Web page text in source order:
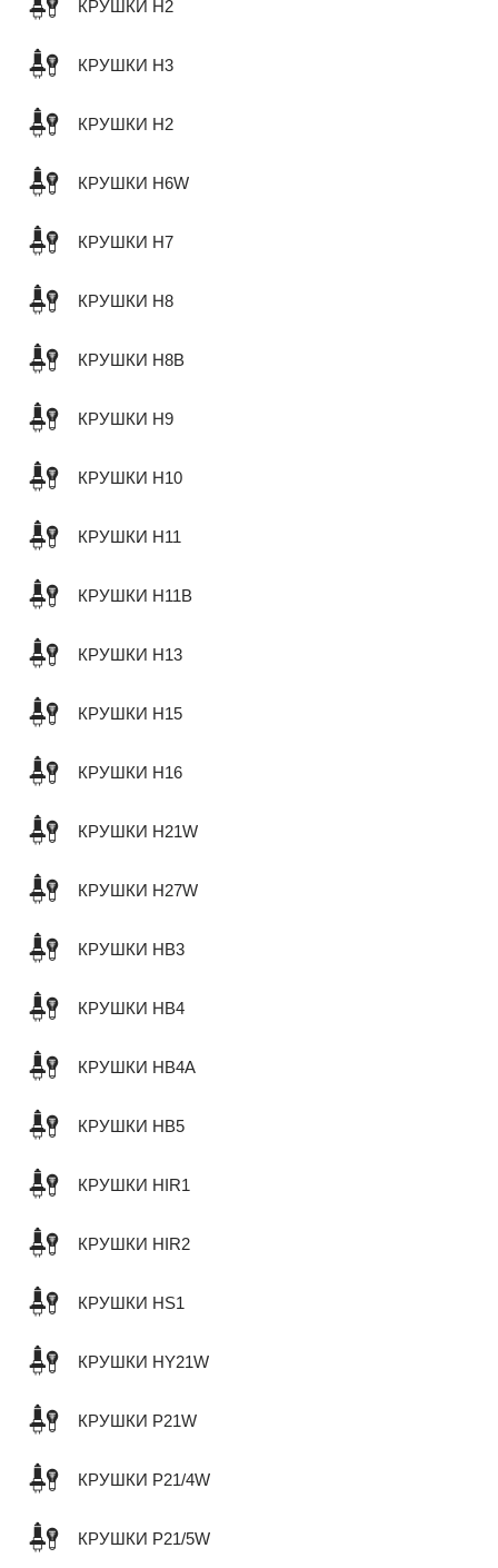
КРУШКИ H2
КРУШКИ H3
КРУШКИ H2
КРУШКИ H6W
КРУШКИ H7
КРУШКИ H8
КРУШКИ H8B
КРУШКИ H9
КРУШКИ H10
КРУШКИ H11
КРУШКИ H11B
КРУШКИ H13
КРУШКИ H15
КРУШКИ H16
КРУШКИ H21W
КРУШКИ H27W
КРУШКИ HB3
КРУШКИ HB4
КРУШКИ HB4A
КРУШКИ HB5
КРУШКИ HIR1
КРУШКИ HIR2
КРУШКИ HS1
КРУШКИ HY21W
КРУШКИ P21W
КРУШКИ P21/4W
КРУШКИ P21/5W